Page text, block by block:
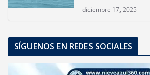
diciembre 17, 2025
SÍGUENOS EN REDES SOCIALES